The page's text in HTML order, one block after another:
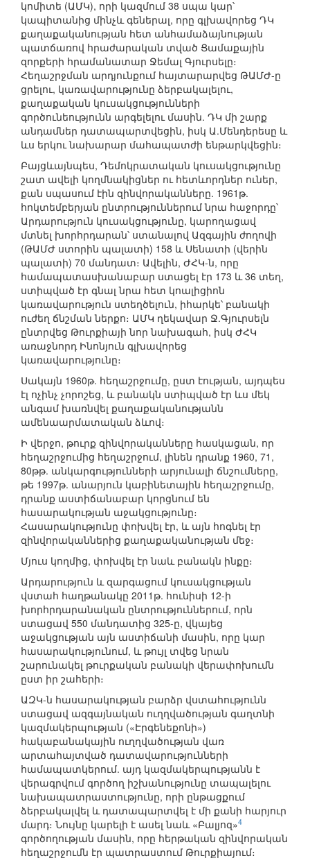
կոմիտե (ԱՄԿ), որի կազմում 38 սպա կար՝
կապիտանից մինչև գեներալ, որը գլխավորեց ԴԿ
քաղաքականության հետ անհամաձայնության
պատճառով հրաժարական տված Ցամաքային
զորքերի հրամանատար Ջեմալ Գյուրսելը։
Հեղաշրջման արդյունքում հայտարարվեց ԹԱՄԺ-ը
ցրելու, կառավարությունը ձերբակալելու,
քաղաքական կուսակցությունների
գործունեությունն արգելելու մասին. ԴԿ մի շարք
անդամներ դատապարտվեցին, իսկ Ա.Մենդերեսը և
ևս երկու նախարար մահապատժի ենթարկվեցին։
Բայցևայնպես, Դեմոկրատական կուսակցությունը
շատ ավելի կողմնակիցներ ու հետևորդներ ուներ,
քան սպասում էին զինվորականները. 1961թ.
հոկտեմբերյան ընտրություններում նրա հաջորդը՝
Արդարություն կուսակցությունը, կարողացավ
մտնել խորհրդարան՝ ստանալով Ազգային ժողովի
(ԹԱՄԺ ստորին պալատի) 158 և Սենատի (վերին
պալատի) 70 մանդատ։ Ավելին, ԺՀԿ-ն, որը
համապատասխանաբար ստացել էր 173 և 36 տեղ,
ստիպված էր գնալ նրա հետ կոալիցիոն
կառավարություն ստեղծելուն, իհարկե՝ բանակի
ուժեղ ճնշման ներքո։ ԱՄԿ ղեկավար Ջ.Գյուրսելն
ընտրվեց Թուրքիայի նոր նախագահ, իսկ ԺՀԿ
առաջնորդ Ինոնյուն գլխավորեց
կառավարությունը։
Սակայն 1960թ. հեղաշրջումը, ըստ էության, այդպես
էլ ոչինչ չորոշեց, և բանակն ստիպված էր ևս մեկ
անգամ խառնվել քաղաքականությանն
ամենաարմատական ձևով։
Ի վերջո, թուրք զինվորականները հասկացան, որ
հեղաշրջումից հեղաշրջում, լինեն դրանք 1960, 71,
80թթ. անկարգությունների արյունալի ճնշումները,
թե 1997թ. անարյուն կաբինետային հեղաշրջումը,
դրանք աստիճանաբար կորցնում են
հասարակության աջակցությունը։
Հասարակությունը փոխվել էր, և այն հոգնել էր
զինվորականներից քաղաքականության մեջ։
Մյուս կողմից, փոխվել էր նաև բանակն ինքը։
Արդարություն և զարգացում կուսակցության
վստահ հաղթանակը 2011թ. հունիսի 12-ի
խորհրդարանական ընտրություններում, որն
ստացավ 550 մանդատից 325-ը, վկայեց
աջակցության այն աստիճանի մասին, որը կար
հասարակությունում, և թույլ տվեց նրան
շարունակել թուրքական բանակի վերափոխումն
ըստ իր շահերի։
ԱԶԿ-ն հասարակության բարձր վստահությունն
ստացավ ազգայնական ուղղվածության գաղտնի
կազմակերպության («Էրգենեքոնի»)
հակաբանակային ուղղվածության վառ
արտահայտված դատավարությունների
համապատկերում. այդ կազմակերպությանն է
վերագրվում գործող իշխանությունը տապալելու
նախապատրաստությունը, որի ընթացքում
ձերբակալվել և դատապարտվել է մի քանի հարյուր
մարդ։ Նույնը կարելի է ասել նաև «Բալյոզ»4
գործողության մասին, որը հերթական զինվորական
հեղաշրջումն էր պատրաստում Թուրքիայում։